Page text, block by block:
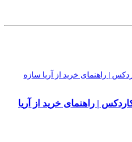
| راهنمای خرید از آریا